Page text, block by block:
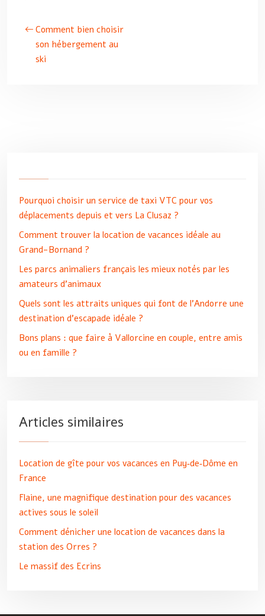
Comment bien choisir
son hébergement au
ski
Pourquoi choisir un service de taxi VTC pour vos
déplacements depuis et vers La Clusaz ?
Comment trouver la location de vacances idéale au
Grand-Bornand ?
Les parcs animaliers français les mieux notés par les
amateurs d’animaux
Quels sont les attraits uniques qui font de l’Andorre une
destination d’escapade idéale ?
Bons plans : que faire à Vallorcine en couple, entre amis
ou en famille ?
Articles similaires
Location de gîte pour vos vacances en Puy‑de‑Dôme en
France
Flaine, une magnifique destination pour des vacances
actives sous le soleil
Comment dénicher une location de vacances dans la
station des Orres ?
Le massif des Ecrins